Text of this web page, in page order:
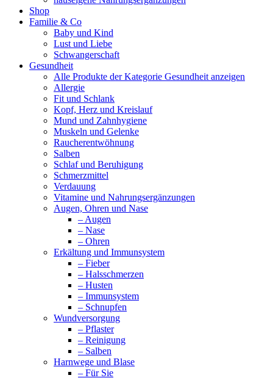
Shop
Familie & Co
Baby und Kind
Lust und Liebe
Schwangerschaft
Gesundheit
Alle Produkte der Kategorie Gesundheit anzeigen
Allergie
Fit und Schlank
Kopf, Herz und Kreislauf
Mund und Zahnhygiene
Muskeln und Gelenke
Raucherentwöhnung
Salben
Schlaf und Beruhigung
Schmerzmittel
Verdauung
Vitamine und Nahrungsergänzungen
Augen, Ohren und Nase
– Augen
– Nase
– Ohren
Erkältung und Immunsystem
– Fieber
– Halsschmerzen
– Husten
– Immunsystem
– Schnupfen
Wundversorgung
– Pflaster
– Reinigung
– Salben
Harnwege und Blase
– Für Sie